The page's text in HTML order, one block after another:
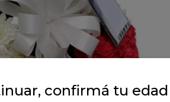
confirmá tu edad